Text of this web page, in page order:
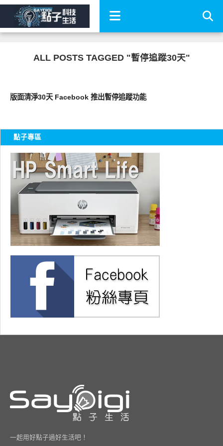
ALL POSTS TAGGED "暫停追蹤30天"
版面清淨30天 Facebook 推出暫停追蹤功能
點子專區
一起用好點子過好生活吧！